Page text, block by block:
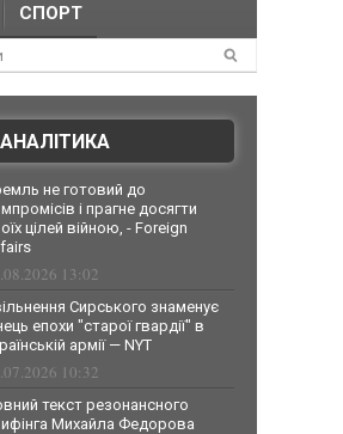
СПОРТ
АНАЛІТИКА
не готовий до
і прагне досягти
цілей війною, - Foreign
13:02
Сирського знаменує
епохи "старої гвардії" в
армії — NYT
10:32
текст резонансного
Михайла Федорова